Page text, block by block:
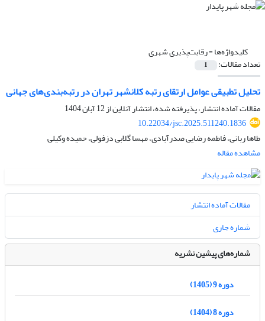
کلیدواژه‌ها =رقابت‌پذیری شهری
تعداد مقالات: 1
تحلیل تطبیقی عوامل ارتقای رتبه کلانشهر تهران در رتبه‌بندی‌های جهانی
مقالات آماده انتشار، پذیرفته شده، انتشار آنلاین از12 آبان 1404
10.22034/jsc.2025.511240.1836
طاها ربانی، فاطمه رضایی صدرآبادی، مهسا گلابی دزفولی، حمیده وکیلی
مشاهده مقاله
مقالات آماده انتشار
شماره جاری
شماره‌های پیشین نشریه
دوره 9 (1405)
دوره 8 (1404)